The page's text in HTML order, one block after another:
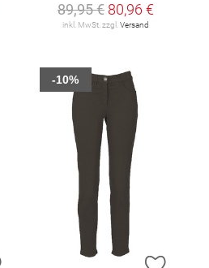
89,95 € 80,96 €
inkl. MwSt. zzgl.Versand
ZUR WUNSCHLISTE HINZUFÜGEN
ZUR
-10%